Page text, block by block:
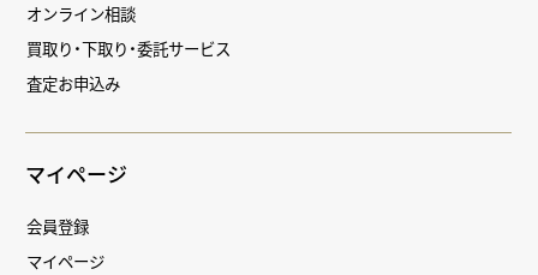
オンライン相談
買取り・下取り・委託サービス
査定お申込み
マイページ
会員登録
マイページ